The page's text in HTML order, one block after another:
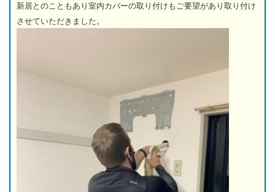
新居とのこともあり室内カバーの取り付けもご要望があり取り付け
させていただきました。